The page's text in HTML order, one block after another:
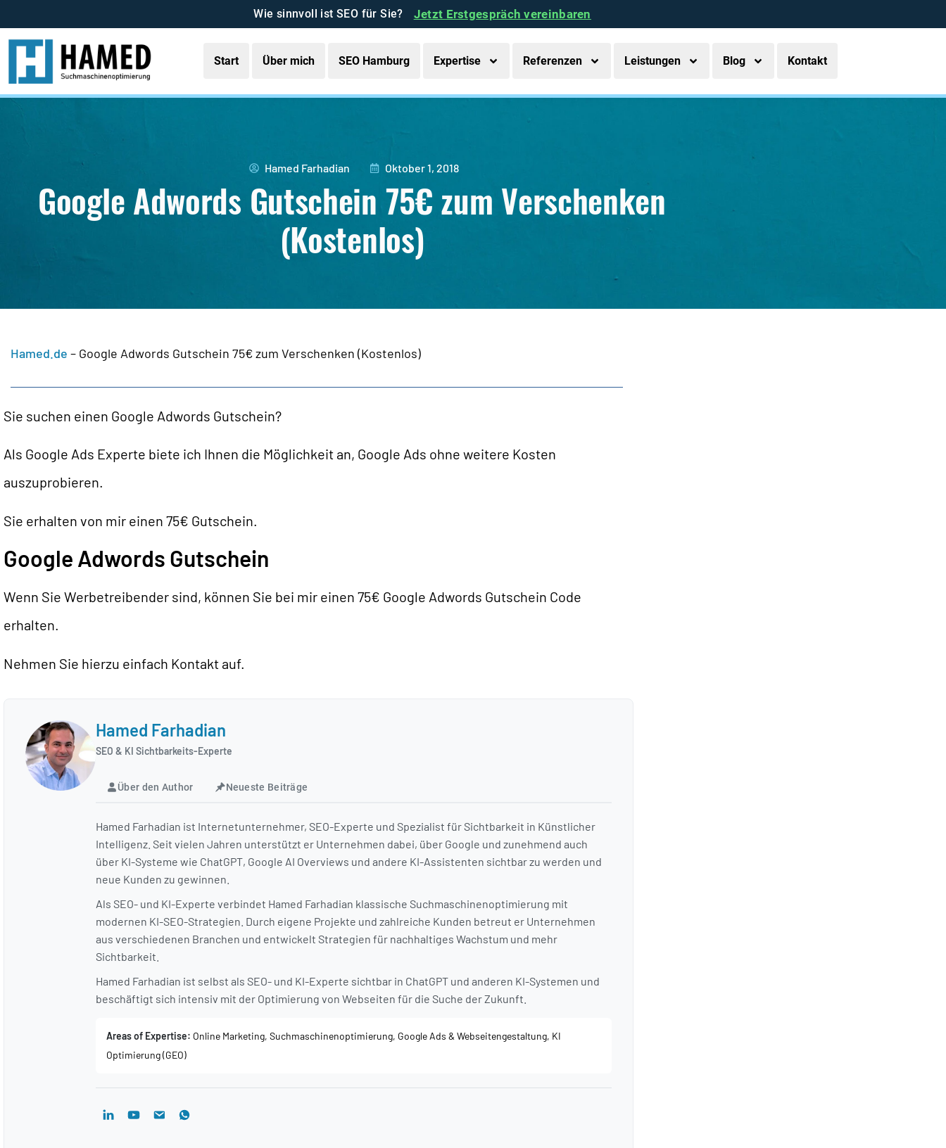
Wie sinnvoll ist SEO für Sie? Jetzt Erstgespräch vereinbaren
Start Über mich SEO Hamburg Expertise Referenzen Leistungen Blog Kontakt
Hamed Farhadian Oktober 1, 2018
Google Adwords Gutschein 75€ zum Verschenken
(Kostenlos)
Hamed.de – Google Adwords Gutschein 75€ zum Verschenken (Kostenlos)
Sie suchen einen Google Adwords Gutschein?
Als Google Ads Experte biete ich Ihnen die Möglichkeit an, Google Ads ohne weitere Kosten
auszuprobieren.
Sie erhalten von mir einen 75€ Gutschein.
Google Adwords Gutschein
Wenn Sie Werbetreibender sind, können Sie bei mir einen 75€ Google Adwords Gutschein Code
erhalten.
Nehmen Sie hierzu einfach Kontakt auf.
Hamed Farhadian
SEO & KI Sichtbarkeits-Experte
Über den Author Neueste Beiträge
Hamed Farhadian ist Internetunternehmer, SEO-Experte und Spezialist für Sichtbarkeit in Künstlicher
Intelligenz. Seit vielen Jahren unterstützt er Unternehmen dabei, über Google und zunehmend auch
über KI-Systeme wie ChatGPT, Google AI Overviews und andere KI-Assistenten sichtbar zu werden und
neue Kunden zu gewinnen.
Als SEO- und KI-Experte verbindet Hamed Farhadian klassische Suchmaschinenoptimierung mit
modernen KI-SEO-Strategien. Durch eigene Projekte und zahlreiche Kunden betreut er Unternehmen
aus verschiedenen Branchen und entwickelt Strategien für nachhaltiges Wachstum und mehr
Sichtbarkeit.
Hamed Farhadian ist selbst als SEO- und KI-Experte sichtbar in ChatGPT und anderen KI-Systemen und
beschäftigt sich intensiv mit der Optimierung von Webseiten für die Suche der Zukunft.
Areas of Expertise: Online Marketing, Suchmaschinenoptimierung, Google Ads & Webseitengestaltung, KI
Optimierung (GEO)